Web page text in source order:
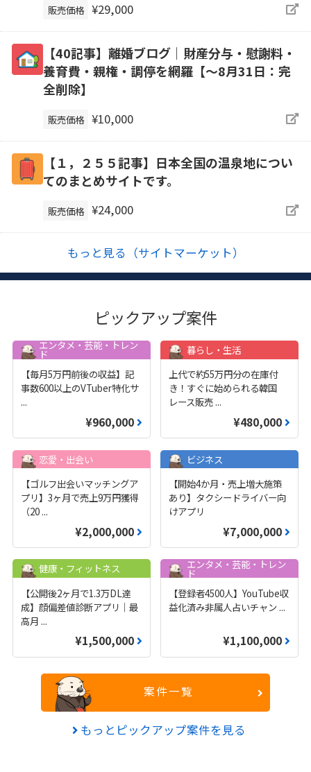
販売価格 ¥29,000
【40記事】離婚ブログ｜財産分与・慰謝料・
養育費・親権・調停を網羅【～8月31日：完
全削除】
販売価格 ¥10,000
【１，２５５記事】日本全国の温泉地につい
てのまとめサイトです。
販売価格 ¥24,000
もっと見る（サイトマーケット）
ピックアップ案件
エンタメ・芸能・トレン
ド
【毎月5万円前後の収益】記
事数600以上のVTuber特化サ
...
¥960,000
暮らし・生活
上代で約55万円分の在庫付
き！すぐに始められる韓国
レース販売 ...
¥480,000
恋愛・出会い
【ゴルフ出会いマッチングア
プリ】3ヶ月で売上9万円獲得
（20 ...
¥2,000,000
ビジネス
【開始4か月・売上増大施策
あり】タクシードライバー向
けアプリ
¥7,000,000
健康・フィットネス
【公開後2ヶ月で1.3万DL達
成】顔偏差値診断アプリ｜最
高月 ...
¥1,500,000
エンタメ・芸能・トレン
ド
【登録者4500人】YouTube収
益化済み非属人占いチャン ...
¥1,100,000
案件一覧
もっとピックアップ案件を見る